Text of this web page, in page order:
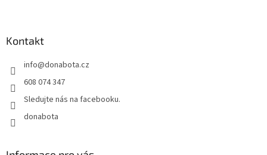
Kontakt
info@donabota.cz
608 074 347
Sledujte nás na facebooku.
donabota